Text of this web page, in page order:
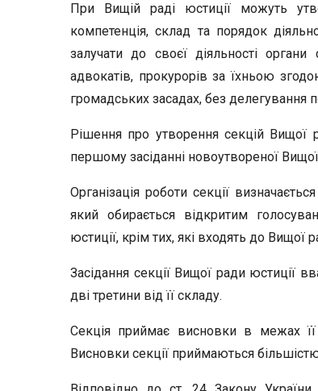
При Вищій раді юстиції можуть
компетенція, склад та порядок
залучати до своєї діяльності
адвокатів, прокурорів за їхньою
громадських засадах, без делегування
Рішення про утворення секцій Вищої
першому засіданні новоутвореної
Організація роботи секції
який обирається відкритим
юстиції, крім тих, які входять до Вищої
Засідання секції Вищої ради юстиції
дві третини від її складу.
Секція приймає висновки в межах
Висновки секції приймаються